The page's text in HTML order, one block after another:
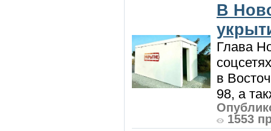
В
Глава
в
98, а
1553